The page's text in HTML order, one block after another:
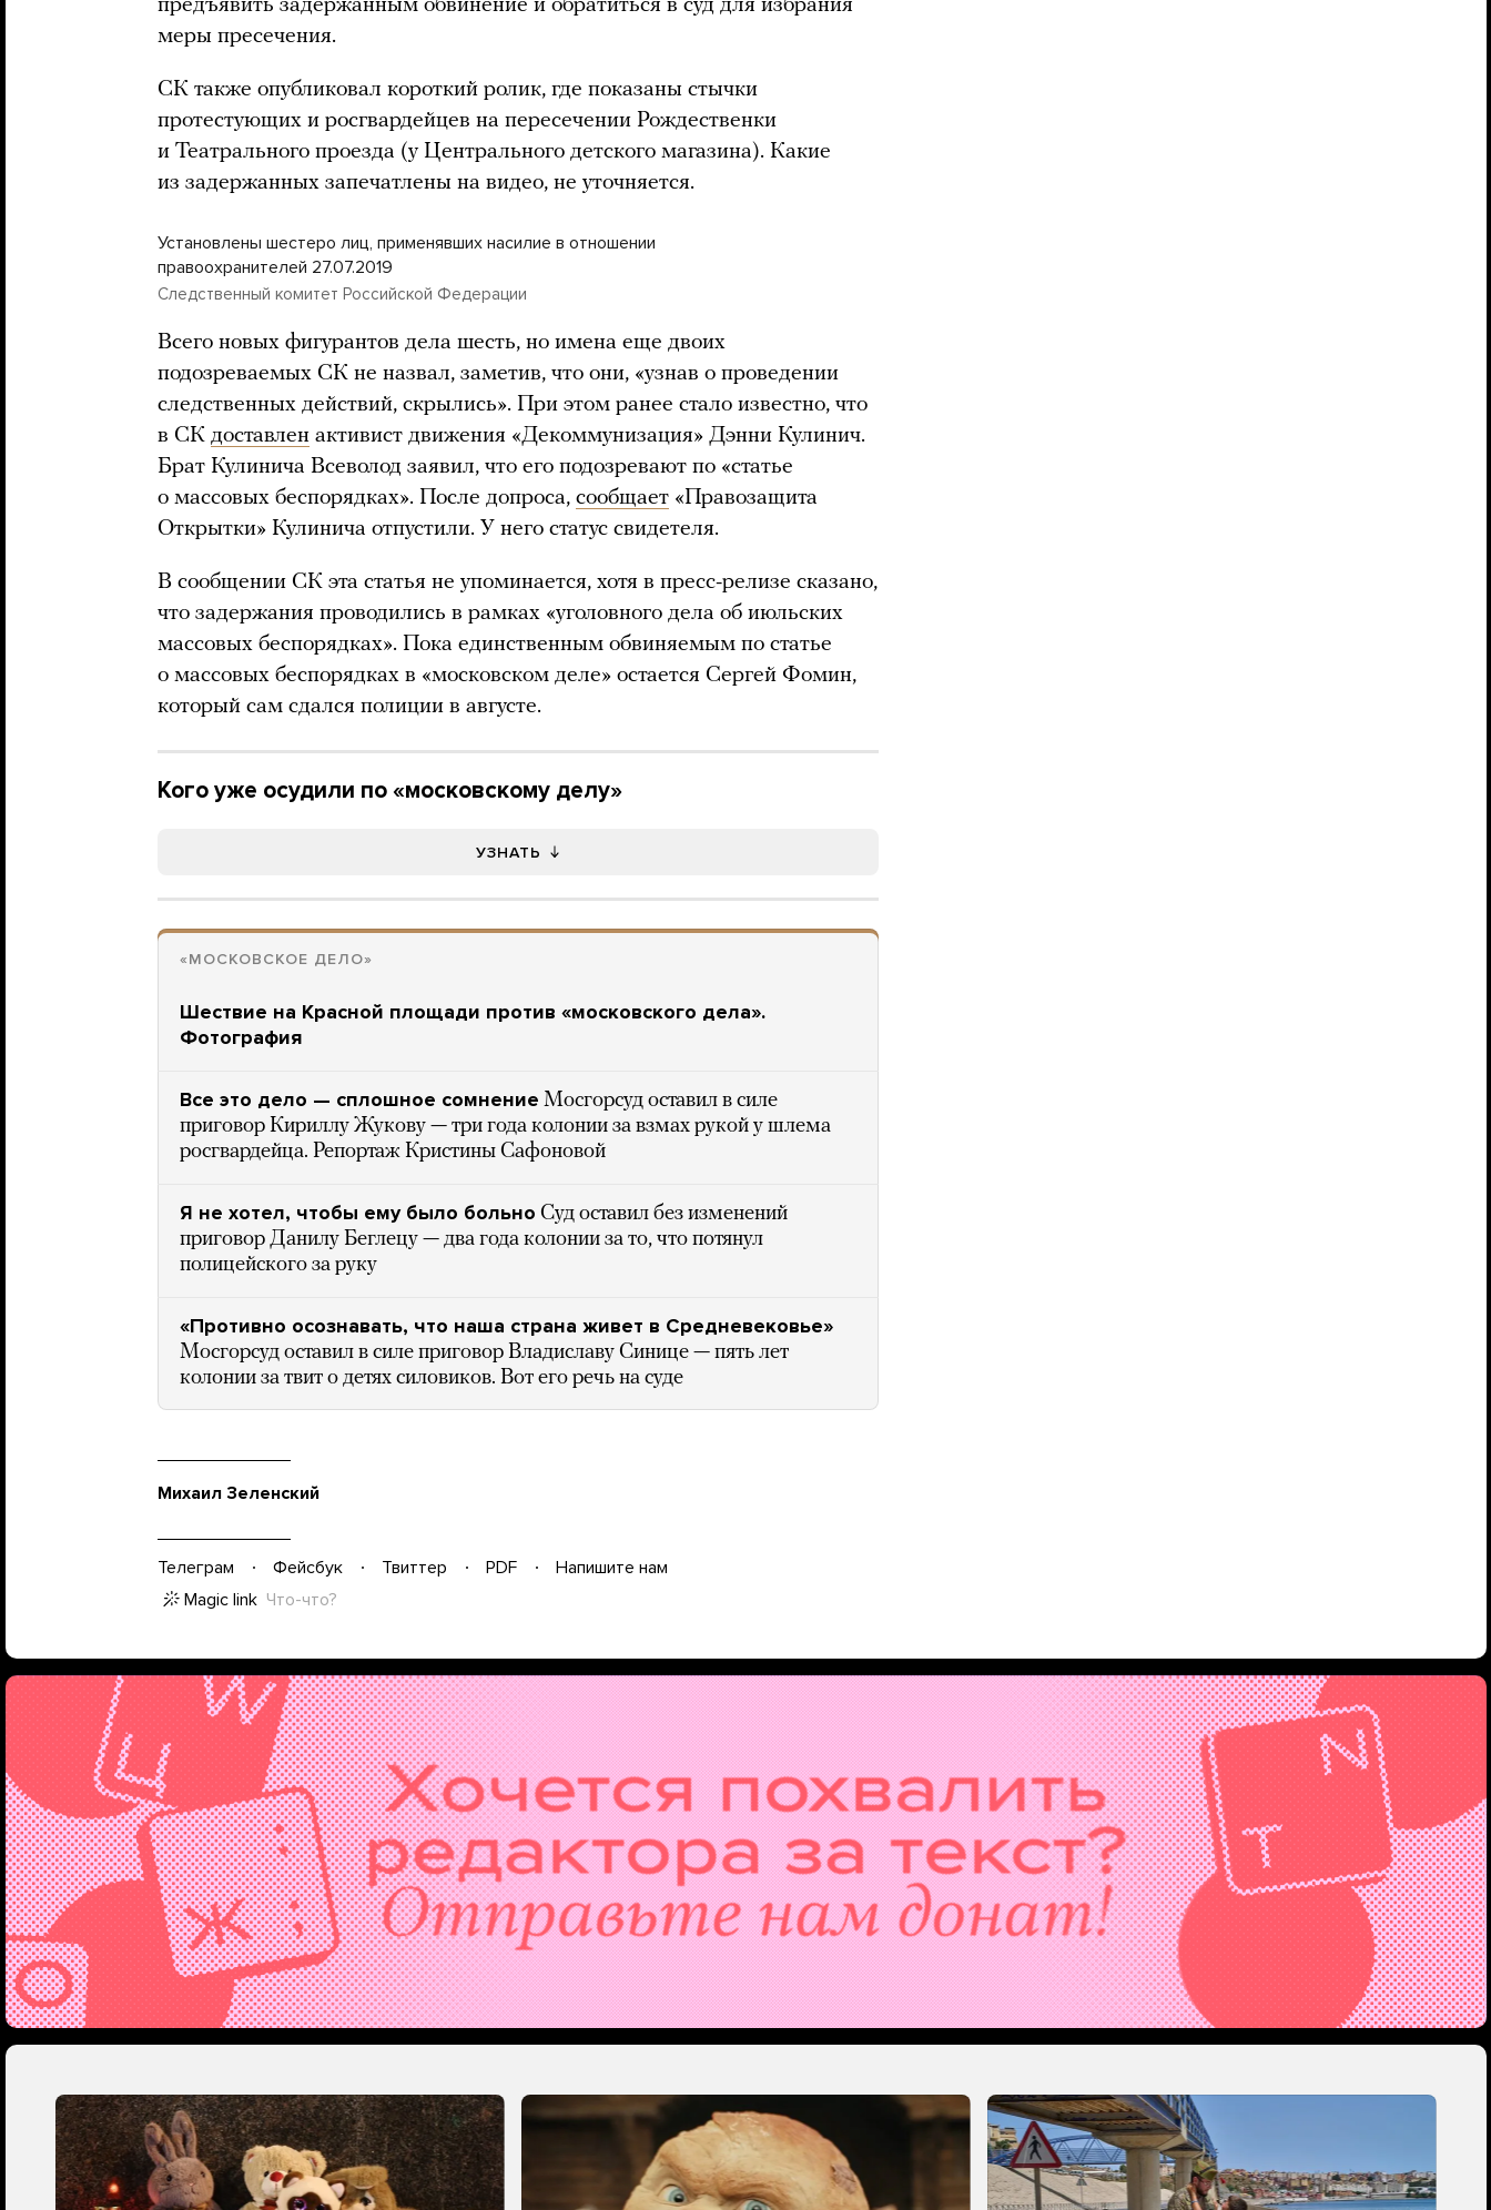
предъявить задержанным обвинение и обратиться в суд для избрания
меры пресечения.
СК также опубликовал короткий ролик, где показаны стычки
протестующих и росгвардейцев на пересечении Рождественки
и Театрального проезда (у Центрального детского магазина). Какие
из задержанных запечатлены на видео, не уточняется.
Установлены шестеро лиц, применявших насилие в отношении
правоохранителей 27.07.2019
Следственный комитет Российской Федерации
Всего новых фигурантов дела шесть, но имена еще двоих
подозреваемых СК не назвал, заметив, что они, «узнав о проведении
следственных действий, скрылись». При этом ранее стало известно, что
в СК доставлен активист движения «Декоммунизация» Дэнни Кулинич.
Брат Кулинича Всеволод заявил, что его подозревают по «статье
о массовых беспорядках». После допроса, сообщает «Правозащита
Открытки» Кулинича отпустили. У него статус свидетеля.
В сообщении СК эта статья не упоминается, хотя в пресс-релизе сказано,
что задержания проводились в рамках «уголовного дела об июльских
массовых беспорядках». Пока единственным обвиняемым по статье
о массовых беспорядках в «московском деле» остается Сергей Фомин,
который сам сдался полиции в августе.
Кого уже осудили по «московскому делу»
УЗНАТЬ
«МОСКОВСКОЕ ДЕЛО»
Шествие на Красной площади против «московского дела».
Фотография
Все это дело — сплошное сомнение Мосгорсуд оставил в силе
приговор Кириллу Жукову — три года колонии за взмах рукой у шлема
росгвардейца. Репортаж Кристины Сафоновой
Я не хотел, чтобы ему было больно Суд оставил без изменений
приговор Данилу Беглецу — два года колонии за то, что потянул
полицейского за руку
«Противно осознавать, что наша страна живет в Средневековье»
Мосгорсуд оставил в силе приговор Владиславу Синице — пять лет
колонии за твит о детях силовиков. Вот его речь на суде
Михаил Зеленский
Телеграм Фейсбук Твиттер PDF
Напишите нам
Magic link Что-что?